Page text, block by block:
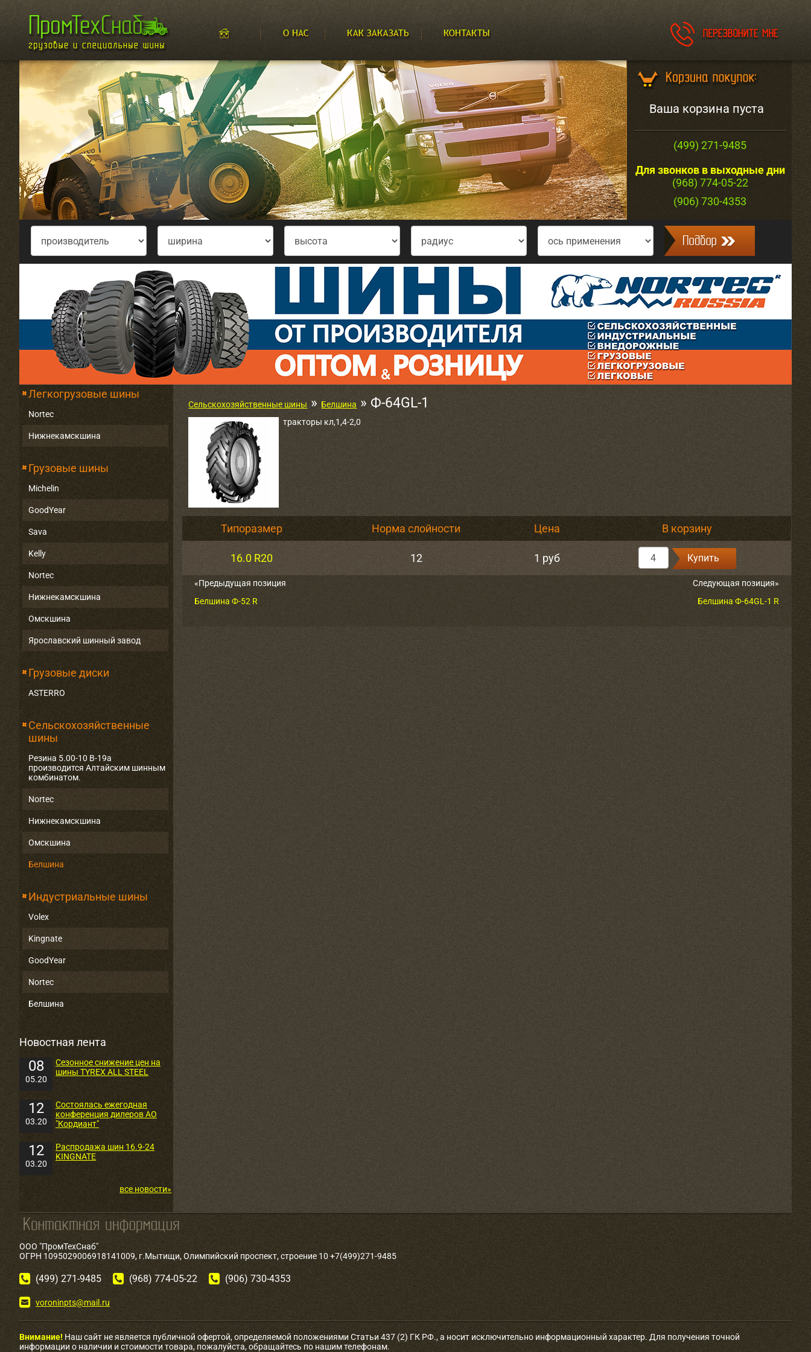
Ваша корзина пуста
(499) 271-9485
Для звонков в выходные дни
(968) 774-05-22
(906) 730-4353
Легкогрузовые шины
Nortec
Нижнекамскшина
Грузовые шины
Michelin
GoodYear
Sava
Kelly
Nortec
Нижнекамскшина
Омскшина
Ярославский шинный завод
Грузовые диски
ASTERRO
Сельскохозяйственные
шины
Резина 5.00-10 В-19а
производится Алтайским шинным
комбинатом.
Nortec
Нижнекамскшина
Омскшина
Белшина
Индустриальные шины
Volex
Kingnate
GoodYear
Nortec
Белшина
Новостная лента
08
05.20
Сезонное снижение цен на
шины TYREX ALL STEEL
12
03.20
Состоялась ежегодная
конференция дилеров АО
"Кордиант"
12
03.20
Распродажа шин 16.9-24
KINGNATE
все новости»
Сельскохозяйственные шины » Белшина » Ф-64GL-1
тракторы кл,1,4-2,0
Типоразмер Норма слойности Цена В корзину
16.0 R20 12 1 руб Купить
«Предыдущая позиция
Белшина Ф-52 R
Следующая позиция»
Белшина Ф-64GL-1 R
ООО "ПромТехСнаб"
ОГРН 1095029006918141009, г.Мытищи, Олимпийский проспект, строение 10 +7(499)271-9485
(499) 271-9485 (968) 774-05-22 (906) 730-4353
voroninpts@mail.ru
Внимание! Наш сайт не является публичной офертой, определяемой положениями Статьи 437 (2) ГК РФ., а носит исключительно информационный характер. Для получения точной
информации о наличии и стоимости товара, пожалуйста, обращайтесь по нашим телефонам.